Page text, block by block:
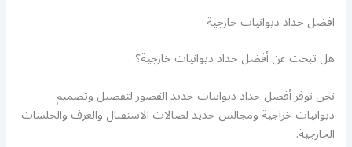
افضل حداد ديوانيات خارجية
هل تبحث عن أفضل حداد ديوانيات خارجية؟
نحن نوفر أفضل حداد ديوانيات حديد القصور لتفصيل وتصميم
ديوانيات خراجية ومجالس حديد لصالات الاستقبال والغرف والجلسات
الخارجية.